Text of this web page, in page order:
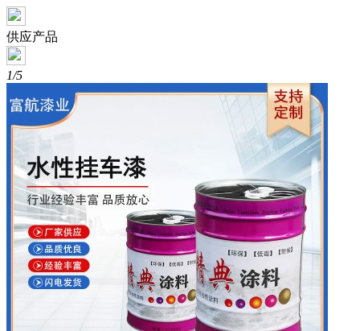
供应产品
1/5